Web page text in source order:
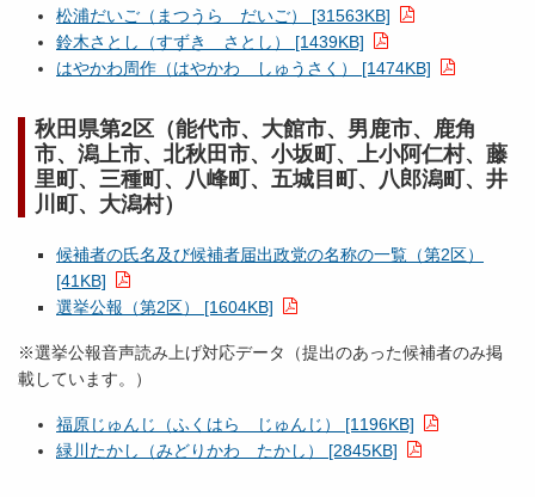
松浦だいご（まつうら だいご） [31563KB]
鈴木さとし（すずき さとし） [1439KB]
はやかわ周作（はやかわ しゅうさく） [1474KB]
秋田県第2区（能代市、大館市、男鹿市、鹿角
市、潟上市、北秋田市、小坂町、上小阿仁村、藤
里町、三種町、八峰町、五城目町、八郎潟町、井
川町、大潟村）
候補者の氏名及び候補者届出政党の名称の一覧（第2区）
[41KB]
選挙公報（第2区） [1604KB]
※選挙公報音声読み上げ対応データ（提出のあった候補者のみ掲
載しています。）
福原じゅんじ（ふくはら じゅんじ） [1196KB]
緑川たかし（みどりかわ たかし） [2845KB]